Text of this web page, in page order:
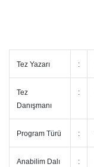
Tez Yazarı :
Tez
Danışmanı
:
Program Türü :
Anabilim Dalı :